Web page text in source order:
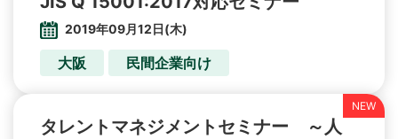
2019年09月12日(木)
大阪 民間企業向け
タレントマネジメントセミナー ～人